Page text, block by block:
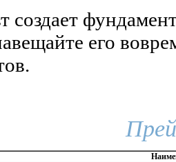
создает
его